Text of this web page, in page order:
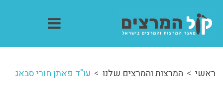
ראשי המרצות והמרצים שלנו עו"ד פאתן חורי סבאג